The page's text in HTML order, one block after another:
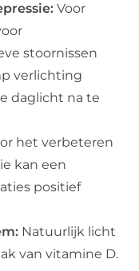
Voor
stoornissen
verlichting
daglicht na te
het verbeteren
kan een
positief
Natuurlijk licht
van vitamine D.